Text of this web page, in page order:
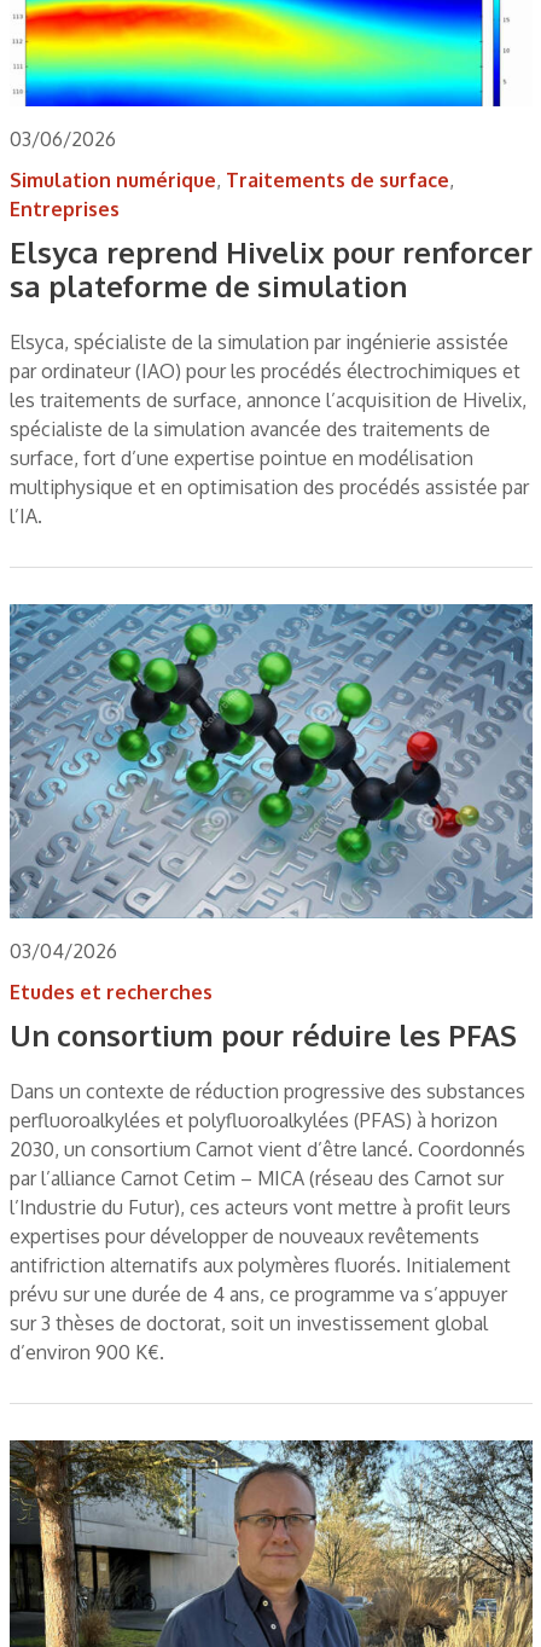
03/06/2026
Simulation numérique, Traitements de surface,
Entreprises
Elsyca reprend Hivelix pour renforcer
sa plateforme de simulation
Elsyca, spécialiste de la simulation par ingénierie assistée
par ordinateur (IAO) pour les procédés électrochimiques et
les traitements de surface, annonce l’acquisition de Hivelix,
spécialiste de la simulation avancée des traitements de
surface, fort d’une expertise pointue en modélisation
multiphysique et en optimisation des procédés assistée par
l’IA.
03/04/2026
Etudes et recherches
Un consortium pour réduire les PFAS
Dans un contexte de réduction progressive des substances
perfluoroalkylées et polyfluoroalkylées (PFAS) à horizon
2030, un consortium Carnot vient d’être lancé. Coordonnés
par l’alliance Carnot Cetim – MICA (réseau des Carnot sur
l’Industrie du Futur), ces acteurs vont mettre à profit leurs
expertises pour développer de nouveaux revêtements
antifriction alternatifs aux polymères fluorés. Initialement
prévu sur une durée de 4 ans, ce programme va s’appuyer
sur 3 thèses de doctorat, soit un investissement global
d’environ 900 K€.